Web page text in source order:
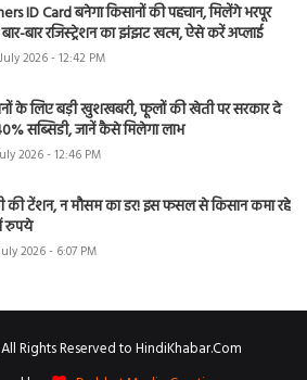
ID Card बनेगा किसानों की पहचान, मिलेंगे भरपूर
बार रजिस्ट्रेशन का झंझट खत्म, ऐसे करें अप्लाई
2026 - 12:42 PM
के लिए बड़ी खुशखबरी, फूलों की खेती पर सरकार दे
सब्सिडी, जानें कैसे मिलेगा लाभ
2026 - 12:46 PM
की टेंशन, न मौसम का डर! इस फसल से किसान कमा रहे
रुपये
2026 - 6:07 PM
Rights Reserved to HindiKhabar.Com